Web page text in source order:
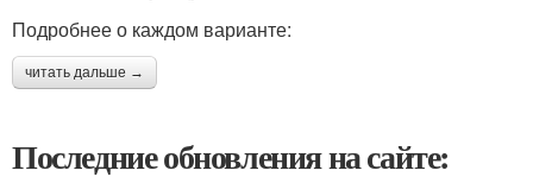
Подробнее о каждом варианте:
читать дальше →
Последние обновления на сайте: